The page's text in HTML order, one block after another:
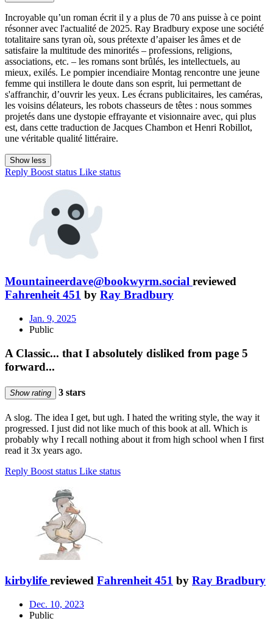
Incroyable qu’un roman écrit il y a plus de 70 ans puisse à ce point
résonner avec l'actualité de 2025. Ray Bradbury expose une société
totalitaire sans tyran où, sous prétexte d’apaiser les âmes et de
satisfaire la multitude des minorités – professions, religions,
associations, etc. – les romans sont brûlés, les intellectuels, au
mieux, exilés. Le pompier incendiaire Montag rencontre une jeune
femme qui instillera le doute dans son esprit, lui permettant de
s'affranchir, d’ouvrir les yeux. Les écrans publicitaires, les caméras,
les voisins délateurs, les robots chasseurs de têtes : nous sommes
projetés dans une dystopie effrayante et visionnaire avec, qui plus
est, dans cette traduction de Jacques Chambon et Henri Robillot,
une véritable qualité littéraire.
Show less
Reply Boost status Like status
Mountaineerdave@bookwyrm.social reviewed
Fahrenheit 451 by Ray Bradbury
Jan. 9, 2025
Public
A Classic... that I absolutely disliked from page 5
forward...
Show rating 3 stars
A slog. The idea I get, but ugh. I hated the writing style, the way it
progressed. I just did not like much of this book at all. Which is
probably why I recall nothing about it from high school when I first
read it 3x years ago.
Reply Boost status Like status
kirbylife reviewed Fahrenheit 451 by Ray Bradbury
Dec. 10, 2023
Public